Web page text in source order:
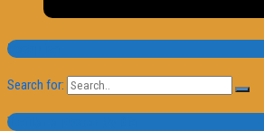
Pesquisa
Search for:
Trailer e Poster do Dia